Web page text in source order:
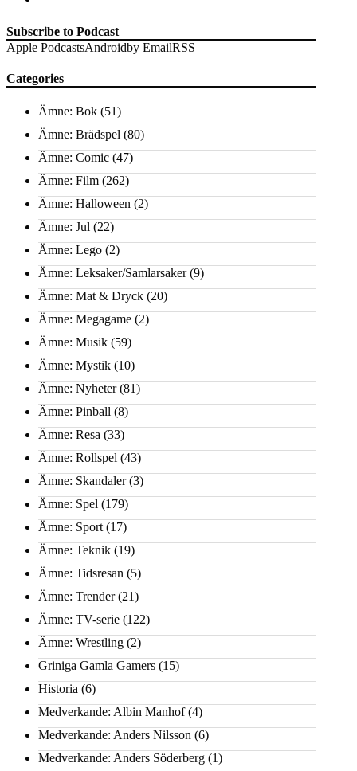
Subscribe to Podcast
Apple PodcastsAndroidby EmailRSS
Categories
Ämne: Bok (51)
Ämne: Brädspel (80)
Ämne: Comic (47)
Ämne: Film (262)
Ämne: Halloween (2)
Ämne: Jul (22)
Ämne: Lego (2)
Ämne: Leksaker/Samlarsaker(9)
Ämne: Mat & Dryck (20)
Ämne: Megagame (2)
Ämne: Musik (59)
Ämne: Mystik (10)
Ämne: Nyheter(81)
Ämne: Pinball (8)
Ämne: Resa (33)
Ämne: Rollspel (43)
Ämne: Skandaler(3)
Ämne: Spel (179)
Ämne: Sport (17)
Ämne: Teknik (19)
Ämne: Tidsresan (5)
Ämne: Trender(21)
Ämne: TV-serie (122)
Ämne: Wrestling (2)
Griniga Gamla Gamers (15)
Historia (6)
Medverkande: Albin Manhof(4)
Medverkande: Anders Nilsson (6)
Medverkande: Anders Söderberg (1)